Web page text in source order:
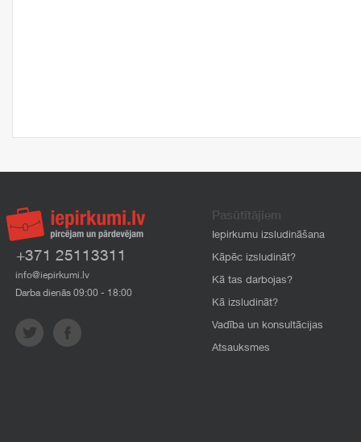
+371 25113311
info@iepirkumi.lv
Darba dienās 09:00 - 18:00
Pasūtītājiem
Iepirkumu izsludināšana
Kāpēc izsludināt?
Kā tas darbojas?
Kā izsludināt?
Vadība un konsultācijas
Atsauksmes